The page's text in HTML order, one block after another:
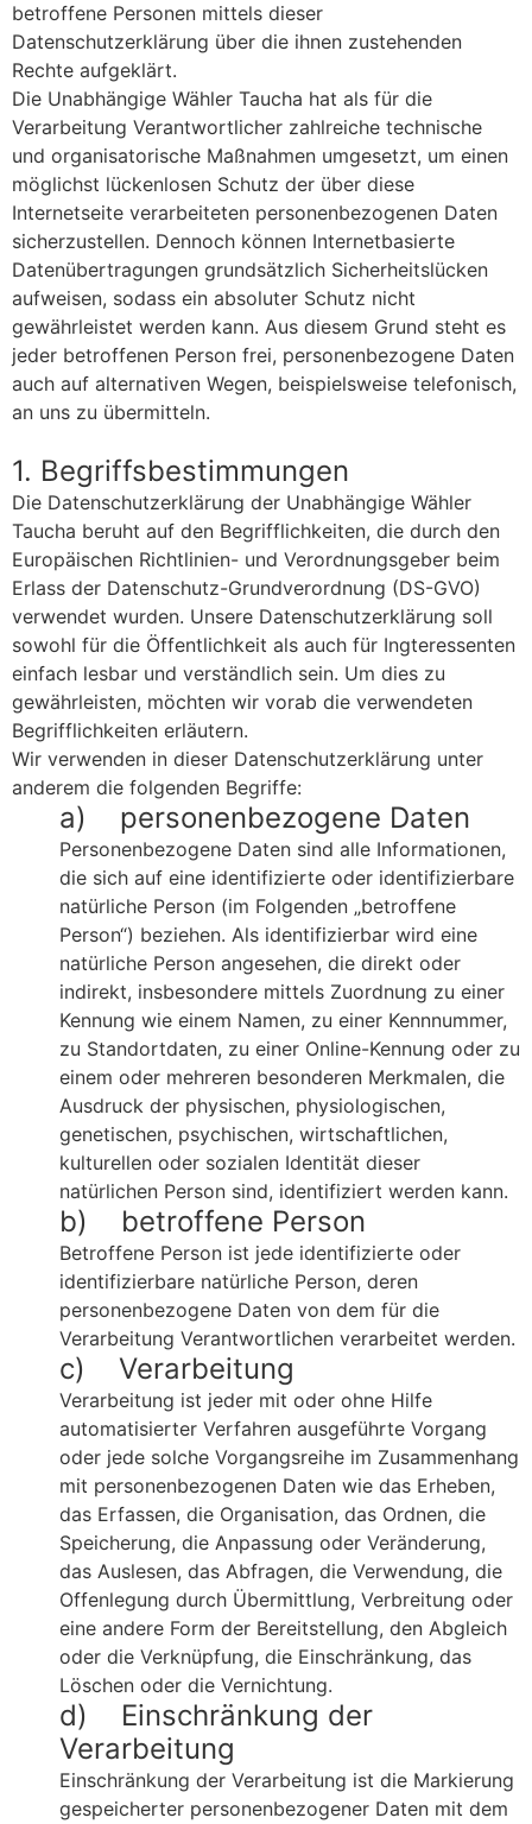
betroffene Personen mittels dieser
Datenschutzerklärung über die ihnen zustehenden
Rechte aufgeklärt.
Die Unabhängige Wähler Taucha hat als für die
Verarbeitung Verantwortlicher zahlreiche technische
und organisatorische Maßnahmen umgesetzt, um einen
möglichst lückenlosen Schutz der über diese
Internetseite verarbeiteten personenbezogenen Daten
sicherzustellen. Dennoch können Internetbasierte
Datenübertragungen grundsätzlich Sicherheitslücken
aufweisen, sodass ein absoluter Schutz nicht
gewährleistet werden kann. Aus diesem Grund steht es
jeder betroffenen Person frei, personenbezogene Daten
auch auf alternativen Wegen, beispielsweise telefonisch,
an uns zu übermitteln.
1. Begriffsbestimmungen
Die Datenschutzerklärung der Unabhängige Wähler
Taucha beruht auf den Begrifflichkeiten, die durch den
Europäischen Richtlinien- und Verordnungsgeber beim
Erlass der Datenschutz-Grundverordnung (DS-GVO)
verwendet wurden. Unsere Datenschutzerklärung soll
sowohl für die Öffentlichkeit als auch für Ingteressenten
einfach lesbar und verständlich sein. Um dies zu
gewährleisten, möchten wir vorab die verwendeten
Begrifflichkeiten erläutern.
Wir verwenden in dieser Datenschutzerklärung unter
anderem die folgenden Begriffe:
a) personenbezogene Daten
Personenbezogene Daten sind alle Informationen,
die sich auf eine identifizierte oder identifizierbare
natürliche Person (im Folgenden „betroffene
Person“) beziehen. Als identifizierbar wird eine
natürliche Person angesehen, die direkt oder
indirekt, insbesondere mittels Zuordnung zu einer
Kennung wie einem Namen, zu einer Kennnummer,
zu Standortdaten, zu einer Online-Kennung oder zu
einem oder mehreren besonderen Merkmalen, die
Ausdruck der physischen, physiologischen,
genetischen, psychischen, wirtschaftlichen,
kulturellen oder sozialen Identität dieser
natürlichen Person sind, identifiziert werden kann.
b) betroffene Person
Betroffene Person ist jede identifizierte oder
identifizierbare natürliche Person, deren
personenbezogene Daten von dem für die
Verarbeitung Verantwortlichen verarbeitet werden.
c) Verarbeitung
Verarbeitung ist jeder mit oder ohne Hilfe
automatisierter Verfahren ausgeführte Vorgang
oder jede solche Vorgangsreihe im Zusammenhang
mit personenbezogenen Daten wie das Erheben,
das Erfassen, die Organisation, das Ordnen, die
Speicherung, die Anpassung oder Veränderung,
das Auslesen, das Abfragen, die Verwendung, die
Offenlegung durch Übermittlung, Verbreitung oder
eine andere Form der Bereitstellung, den Abgleich
oder die Verknüpfung, die Einschränkung, das
Löschen oder die Vernichtung.
d) Einschränkung der
Verarbeitung
Einschränkung der Verarbeitung ist die Markierung
gespeicherter personenbezogener Daten mit dem